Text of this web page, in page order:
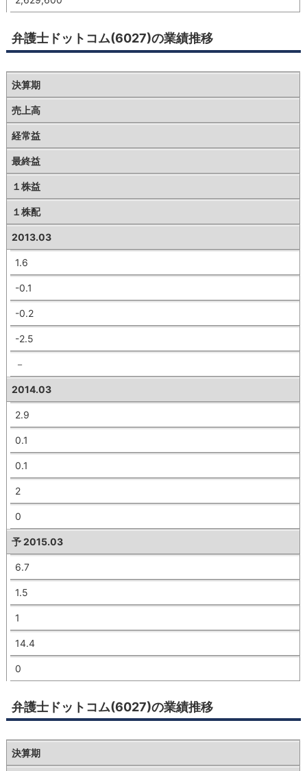
弁護士ドットコム(6027)の業績推移
決算期
売上高
経常益
最終益
１株益
１株配
2013.03
1.6
-0.1
-0.2
-2.5
－
2014.03
2.9
0.1
0.1
2
0
予 2015.03
6.7
1.5
1
14.4
0
弁護士ドットコム(6027)の業績推移
決算期